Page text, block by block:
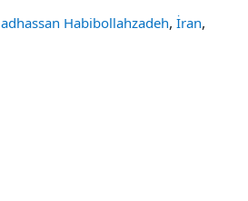
Habibollahzadeh, İran,